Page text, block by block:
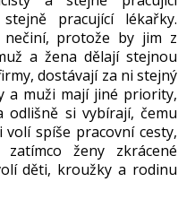
pracující lékařky.
nečiní, protože by jim z
a žena dělají stejnou
dostávají za ni stejný
a muži mají jiné priority,
si vybírají, čemu
spíše pracovní cesty,
ženy zkrácené
děti, kroužky a rodinu